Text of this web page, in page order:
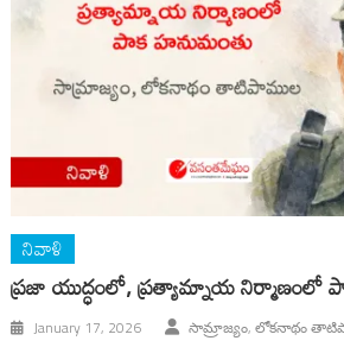
నివాళి
ప్ర‌జా యుద్ధంలో, ప్ర‌త్యామ్నాయ నిర్మాణంలో
January 17, 2026 సామ్రాజ్యం, లోకనాథం